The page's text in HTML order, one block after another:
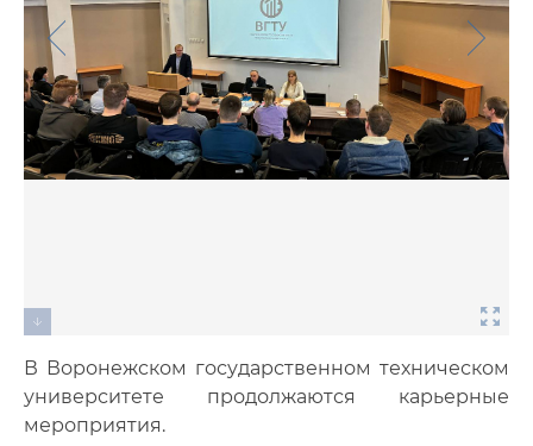
В Воронежском государственном техническом
университете продолжаются карьерные
мероприятия.